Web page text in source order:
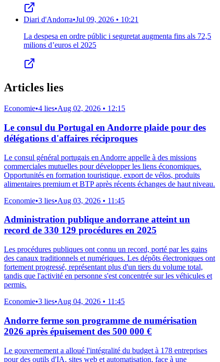
Diari d'Andorra•Jul 09, 2026 • 10:21
La despesa en ordre públic i seguretat augmenta fins als 72,5
milions d’euros el 2025
Articles lies
Economie•4 lies•Aug 02, 2026 • 12:15
Le consul du Portugal en Andorre plaide pour des
délégations d'affaires réciproques
Le consul général portugais en Andorre appelle à des missions
commerciales mutuelles pour développer les liens économiques.
Opportunités en formation touristique, export de vélos, produits
alimentaires premium et BTP après récents échanges de haut niveau.
Economie•3 lies•Aug 03, 2026 • 11:45
Administration publique andorrane atteint un
record de 330 129 procédures en 2025
Les procédures publiques ont connu un record, porté par les gains
des canaux traditionnels et numériques. Les dépôts électroniques ont
fortement progressé, représentant plus d'un tiers du volume total,
tandis que l'activité en personne s'est concentrée sur les véhicules et
permis.
Economie•3 lies•Aug 04, 2026 • 11:45
Andorre ferme son programme de numérisation
2026 après épuisement des 500 000 €
Le gouvernement a alloué l'intégralité du budget à 178 entreprises
pour des outils d'IA, sites web et automatisation, face à une